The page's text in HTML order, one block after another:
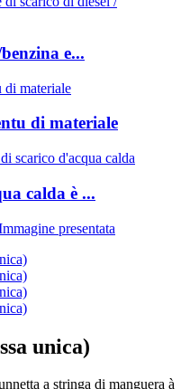
e...
di materiale
calda è ...
unica)
a stringa di manguera à